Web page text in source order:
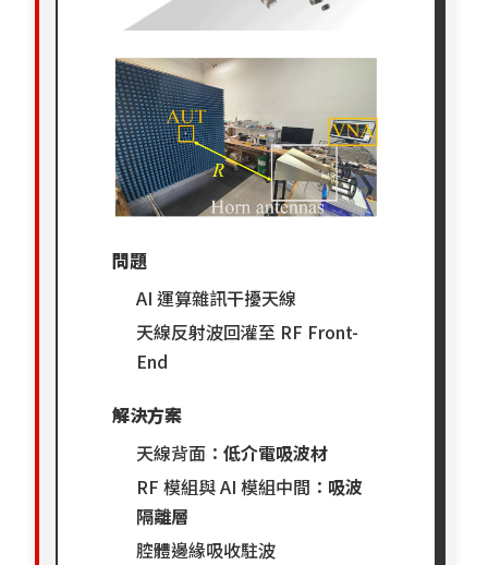
問題
AI 運算雜訊干擾天線
天線反射波回灌至 RF Front-
End
解決方案
天線背面：低介電吸波材
RF 模組與 AI 模組中間： 吸波
隔離層
腔體邊緣吸收駐波